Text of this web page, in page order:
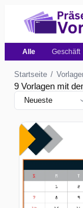
Alle Geschäft
Startseite /
9 Vorlagen mit